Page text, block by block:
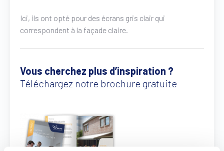
Trouver un revendeur Devis sur mesure
Wilms World
Ici, ils ont opté pour des écrans gris clair qui
correspondent à la façade claire.
Vous cherchez plus d’inspiration ?
Téléchargez notre brochure gratuite